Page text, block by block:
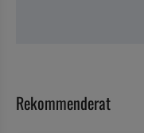
Rekommenderat